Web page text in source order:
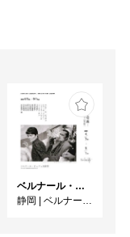
ベルナール・ビュフェと写真 ーカメラがとらえたビュフェとその時代、そして21 世紀へ
静岡 | ベルナール・ビュフェ美術館